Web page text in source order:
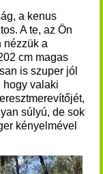
a kenus
A te, az Ön
nézzük a
cm magas
is szuper jól
hogy valaki
súlyú, de sok
kényelmével